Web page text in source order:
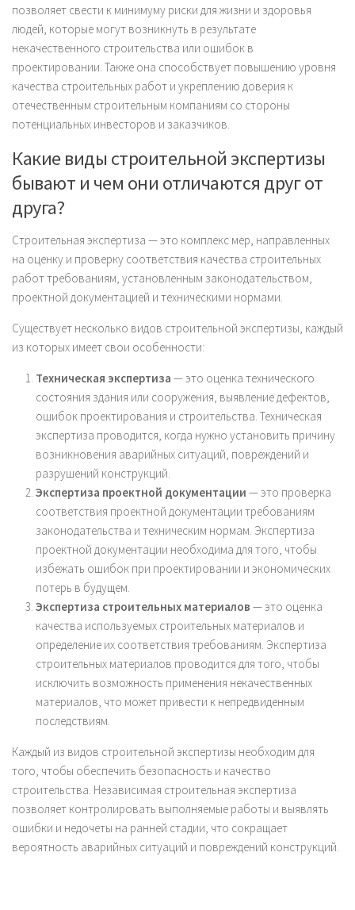
позволяет свести к минимуму риски для жизни и здоровья
людей, которые могут возникнуть в результате
некачественного строительства или ошибок в
проектировании. Также она способствует повышению уровня
качества строительных работ и укреплению доверия к
отечественным строительным компаниям со стороны
потенциальных инвесторов и заказчиков.
Какие виды строительной экспертизы
бывают и чем они отличаются друг от
друга?
Строительная экспертиза — это комплекс мер, направленных
на оценку и проверку соответствия качества строительных
работ требованиям, установленным законодательством,
проектной документацией и техническими нормами.
Существует несколько видов строительной экспертизы, каждый
из которых имеет свои особенности:
Техническая экспертиза — это оценка технического
состояния здания или сооружения, выявление дефектов,
ошибок проектирования и строительства. Техническая
экспертиза проводится, когда нужно установить причину
возникновения аварийных ситуаций, повреждений и
разрушений конструкций.
Экспертиза проектной документации — это проверка
соответствия проектной документации требованиям
законодательства и техническим нормам. Экспертиза
проектной документации необходима для того, чтобы
избежать ошибок при проектировании и экономических
потерь в будущем.
Экспертиза строительных материалов — это оценка
качества используемых строительных материалов и
определение их соответствия требованиям. Экспертиза
строительных материалов проводится для того, чтобы
исключить возможность применения некачественных
материалов, что может привести к непредвиденным
последствиям.
Каждый из видов строительной экспертизы необходим для
того, чтобы обеспечить безопасность и качество
строительства. Независимая строительная экспертиза
позволяет контролировать выполняемые работы и выявлять
ошибки и недочеты на ранней стадии, что сокращает
вероятность аварийных ситуаций и повреждений конструкций.